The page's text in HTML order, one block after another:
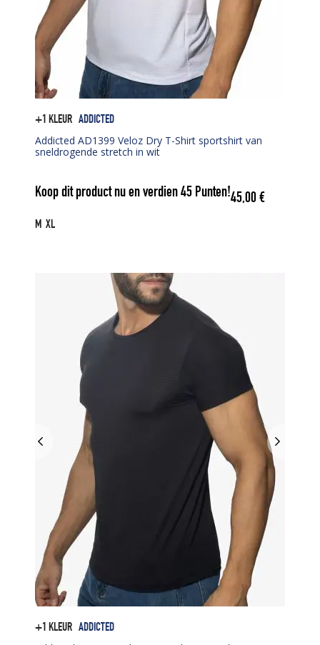
+1 KLEUR ADDICTED
Addicted AD1399 Veloz Dry T-Shirt sportshirt van
sneldrogende stretch in wit
Koop dit product nu en verdien45 Punten!45,00€
M XL
+1 KLEUR ADDICTED